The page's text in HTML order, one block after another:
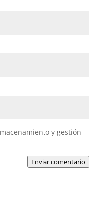
y gestión
Enviar comentario